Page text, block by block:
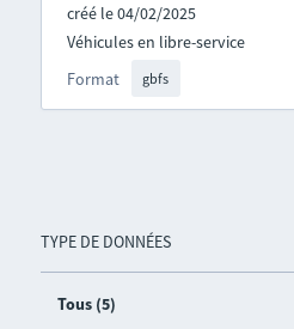
TYPE DE DONNÉES
Tous (5)
créé le 04/02/2025
Format gbfs
Véhicules en libre-service